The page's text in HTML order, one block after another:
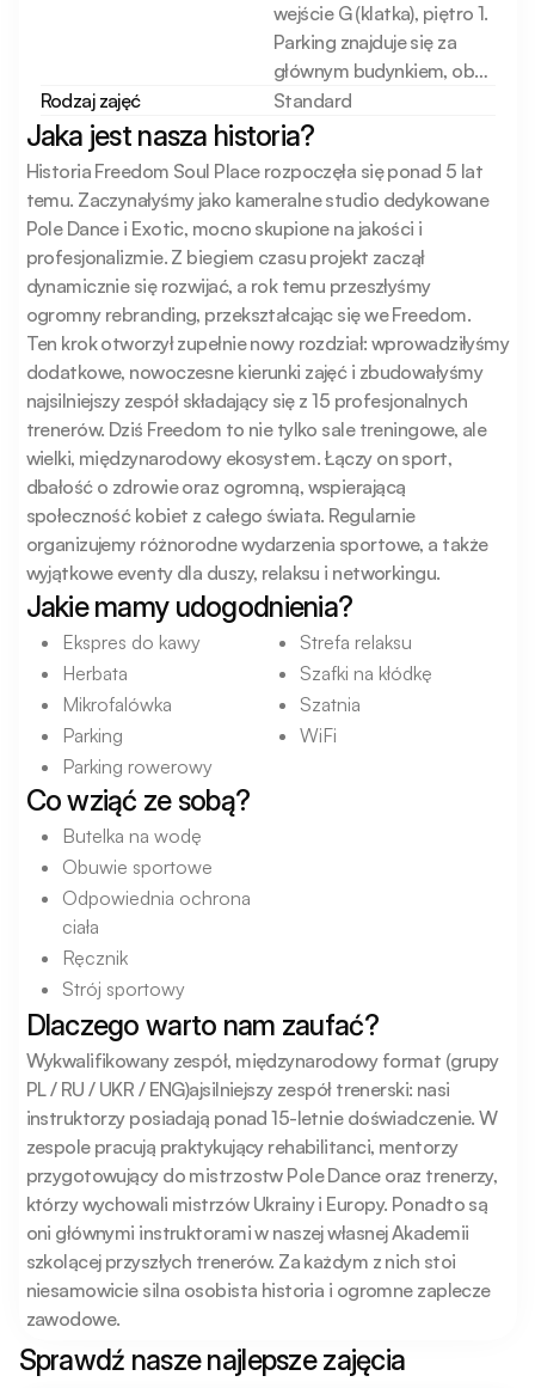
wejście G (klatka), piętro 1.
Parking znajduje się za
głównym budynkiem, obok
Krajowej Rady Notarialne
Rodzaj zajęć Standard
Jaka jest nasza historia?
Historia Freedom Soul Place rozpoczęła się ponad 5 lat
temu. Zaczynałyśmy jako kameralne studio dedykowane
Pole Dance i Exotic, mocno skupione na jakości i
profesjonalizmie. Z biegiem czasu projekt zaczął
dynamicznie się rozwijać, a rok temu przeszłyśmy
ogromny rebranding, przekształcając się we Freedom.
Ten krok otworzył zupełnie nowy rozdział: wprowadziłyśmy
dodatkowe, nowoczesne kierunki zajęć i zbudowałyśmy
najsilniejszy zespół składający się z 15 profesjonalnych
trenerów. Dziś Freedom to nie tylko sale treningowe, ale
wielki, międzynarodowy ekosystem. Łączy on sport,
dbałość o zdrowie oraz ogromną, wspierającą
społeczność kobiet z całego świata. Regularnie
organizujemy różnorodne wydarzenia sportowe, a także
wyjątkowe eventy dla duszy, relaksu i networkingu.
Jakie mamy udogodnienia?
Ekspres do kawy
Herbata
Mikrofalówka
Parking
Parking rowerowy
Strefa relaksu
Szafki na kłódkę
Szatnia
WiFi
Co wziąć ze sobą?
Butelka na wodę
Obuwie sportowe
Odpowiednia ochrona
ciała
Ręcznik
Strój sportowy
Dlaczego warto nam zaufać?
Wykwalifikowany zespół, międzynarodowy format (grupy
PL / RU / UKR / ENG)ajsilniejszy zespół trenerski: nasi
instruktorzy posiadają ponad 15-letnie doświadczenie. W
zespole pracują praktykujący rehabilitanci, mentorzy
przygotowujący do mistrzostw Pole Dance oraz trenerzy,
którzy wychowali mistrzów Ukrainy i Europy. Ponadto są
oni głównymi instruktorami w naszej własnej Akademii
szkolącej przyszłych trenerów. Za każdym z nich stoi
niesamowicie silna osobista historia i ogromne zaplecze
zawodowe.
Sprawdź nasze najlepsze zajęcia